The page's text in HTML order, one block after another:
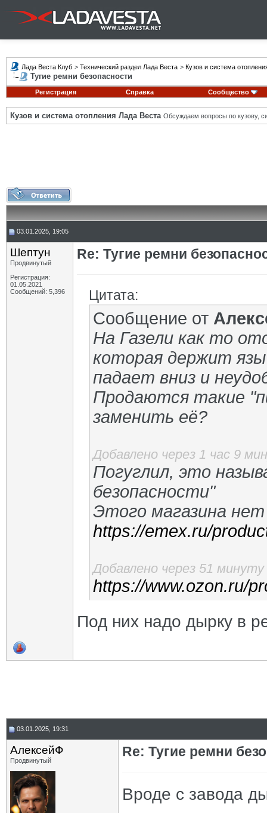
Лада Веста Клуб > Технический раздел Лада Веста > Кузов и система
Тугие ремни безопасности
Регистрация Справка Сообщество
Кузов и система отопления Лада Веста Обсуждаем вопросы по кузову,
03.01.2025, 19:05
Шептун
Продвинутый
Регистрация:
01.05.2021
Сообщений: 5,396
Re: Тугие ремни
Цитата:
Сообщение от
На Газели как то
которая держит
падает вниз и
Продаются такие
заменить её?
Добавлено через 1 час 9
Погуглил, это
безопасности"
Этого магазина
https://emex.ru/
Добавлено через 51 минуту
https://www.ozon.ru/
Под них надо дырку в
03.01.2025, 19:31
АлексейФ
Продвинутый
Re: Тугие ремни
Вроде с завода